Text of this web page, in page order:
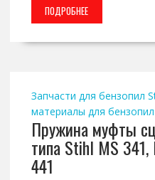
ПОДРОБНЕЕ
Запчасти для бензопил
материалы для бензопил
Пружина муфты
типа Stihl MS
441